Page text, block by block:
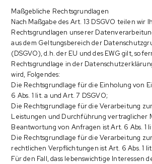
Maßgebliche Rechtsgrundlagen
Nach Maßgabe des Art. 13 DSGVO teilen wir
Rechtsgrundlagen unserer
aus dem Geltungsbereich der
(DSGVO), d.h. der EU und des EWG gilt,
Rechtsgrundlage in der
wird, Folgendes:
Die Rechtsgrundlage für die Einholung von
6 Abs. 1 lit. a und Art. 7 DSGVO;
Die Rechtsgrundlage für die Verarbeitung
Leistungen und Durchführung vertraglicher
Beantwortung von Anfragen ist Art. 6 Abs. 1
Die Rechtsgrundlage für die Verarbeitung
rechtlichen Verpflichtungen ist Art. 6 Abs. 1
Für den Fall, dass lebenswichtige Interessen